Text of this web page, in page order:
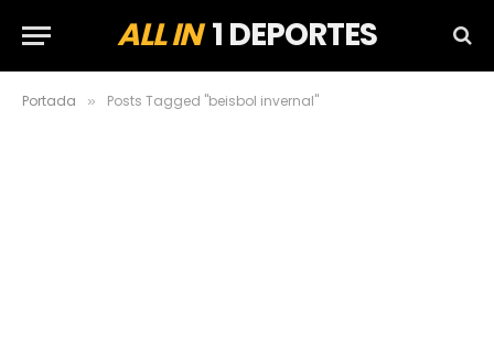
ALL IN1 DEPORTES
Portada » Posts Tagged "beisbol invernal"